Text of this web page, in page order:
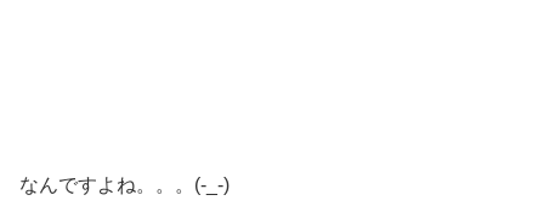
なんですよね。。。(-_-)